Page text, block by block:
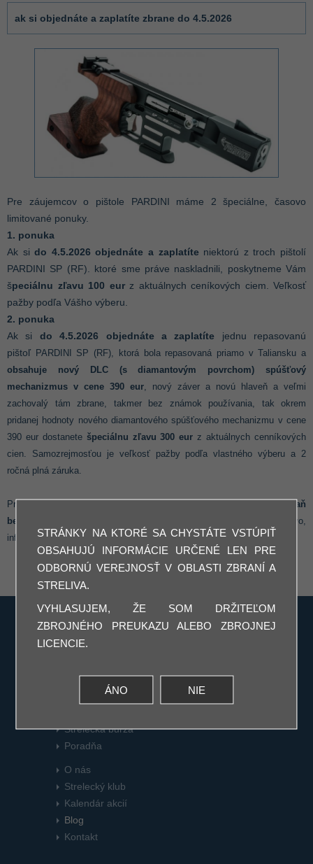
ak si objednáte a zaplatíte zbrane do 4.5.2026
Pre záujemcov o pištole PARDINI máme 2 špeciálne, časovo
limitované ponuky.
1. ponuka
Ak sido 4.5.2026 objednáte a zaplatíte niektorú z troch pištolí
PARDINI SP (RF). ktoré sme práve naskladnili, poskytneme Vám
špeciálnu zľavu 100 eurz aktuálnych ceníkových ciem. Veľkosť
pažby podľa Vášho výberu.
2. ponuka
Ak si do 4.5.2026 objednáte a zaplatíte jednu repasovanú
pištoľ PARDINI SP (RF), ktorá bola repasovaná priamo v Taliansku a
obsahuje nový DLC (s diamantovým povrchom) spúšťový
mechanizmus v cene 390 eur, nový záver a novú hlaveň a veľmi
zachovalý tám zbrane, takmer bez známok používania, tak okrem
pridanej hodnoty nového diamantového spúšťového mechanizmu v cene
390 eur dostanete špeciálnu zľavu 300 eur z aktuálnych cenníkových
cien. Samozrejmosťou je veľkosť pažby podľa vlastného výberu a 2
ročná plná záruka.
Pre obe ponuky je
možnosť pre strelecké kluby kúpiť samotnú zbraň
bez príslušenstva za cenu 1699 eur
a osobitne zakúpiť príslušenstvo,
informujte sa prosím o tejto možnosti telefonicky na 0903/632329.
Príslušenstvo
Strelecká burza
Poradňa
O nás
Strelecký klub
Kalendár akcií
Blog
Kontakt
STRÁNKY NA KTORÉ SA CHYSTÁTE VSTÚPIŤ
OBSAHUJÚ INFORMÁCIE URČENÉ LEN PRE
ODBORNÚ VEREJNOSŤ V OBLASTI ZBRANÍ A
STRELIVA.
VYHLASUJEM, ŽE SOM DRŽITEĽOM
ZBROJNÉHO PREUKAZU ALEBO ZBROJNEJ
LICENCIE.
ÁNO NIE